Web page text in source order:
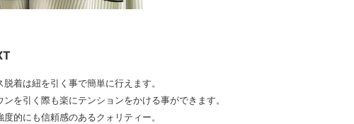
着は紐を引く事で簡単に行えます。
を引く際も楽にテンションをかける事ができます。
的にも信頼感のあるクォリティー。